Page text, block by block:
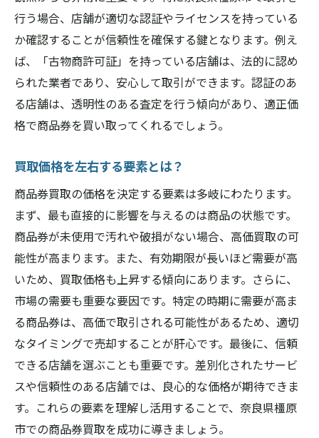
事前の市場調査で高価買取を目指す
商品券の種類別の買取相場を知る
効果的な交渉術で買取価格を上げる
事前に必要な書類を準備する
買取時に求められる身分証明書の種類
奈良県橿原市で商品券を現金化する際の具体的
店舗選びから現金化までの流れ
来店前に確認すべき必要書類
店舗での査定から買取までの待ち時間
買取後の現金受け取り方法
手続き中の注意点とトラブル回避法
現金化後の資金活用アイデア
商品券買取の成功体験！橿原市での高価買取事
例を紹介
実際に高価買取を成功させた方の体験談
買取価格アップを実現した具体的な方法
行う場合、店舗が適切な認証やライセンスを持っている
か確認することが信頼性を確保する鍵となります。例え
ば、「古物商許可証」を持っている店舗は、法的に認め
られた業者であり、安心して取引ができます。認証のあ
る店舗は、透明性のある査定を行う傾向があり、適正価
格で商品券を買い取ってくれるでしょう。
買取価格を左右する要素とは？
商品券買取の価格を決定する要素は多岐にわたります。
まず、最も直接的に影響を与えるのは商品の状態です。
商品券が未使用で汚れや破損がない場合、高価買取の可
能性が高まります。また、有効期限が長いほど需要が高
いため、買取価格も上昇する傾向にあります。さらに、
市場の需要も重要な要因です。特定の時期に需要が高ま
る商品券は、高価で取引される可能性があるため、適切
なタイミングで売却することが肝心です。最後に、信頼
できる店舗を選ぶことも重要です。差別化されたサービ
スや信頼性のある店舗では、良心的な価格が期待できま
す。これらの要素を理解し活用することで、奈良県橿原
市での商品券買取を成功に導きましょう。